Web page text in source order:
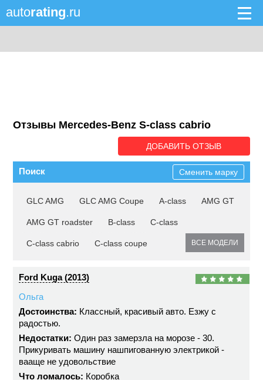
autorating.ru
Отзывы Mercedes-Benz S-class cabrio
ДОБАВИТЬ ОТЗЫВ
Поиск Сменить марку
GLC AMG GLC AMG Coupe A-class AMG GT
AMG GT roadster B-class C-class
C-class cabrio C-class coupe ВСЕ МОДЕЛИ
Ford Kuga (2013)
Ольга
Достоинства: Классный, красивый авто. Езжу с
радостью.
Недостатки: Один раз замерзла на морозе - 30.
Прикуривать машину нашпигованную электрикой -
вааще не удовольствие
Что ломалось: Коробка